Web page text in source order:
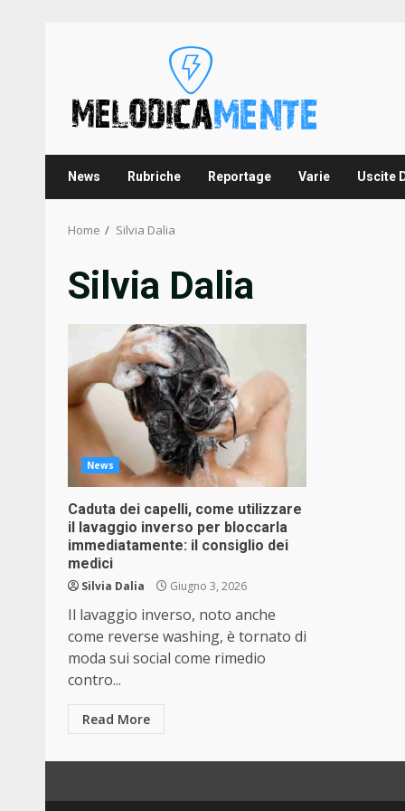
News Rubriche Reportage Varie Uscite
Home Silvia Dalia
Silvia Dalia
News
Caduta dei capelli, come utilizzare
il lavaggio inverso per bloccarla
immediatamente: il consiglio dei
medici
Silvia Dalia Giugno 3, 2026
Il lavaggio inverso, noto anche
come reverse washing, è tornato di
moda sui social come rimedio
contro...
Read More